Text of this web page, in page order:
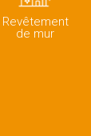
Revêtement
de mur